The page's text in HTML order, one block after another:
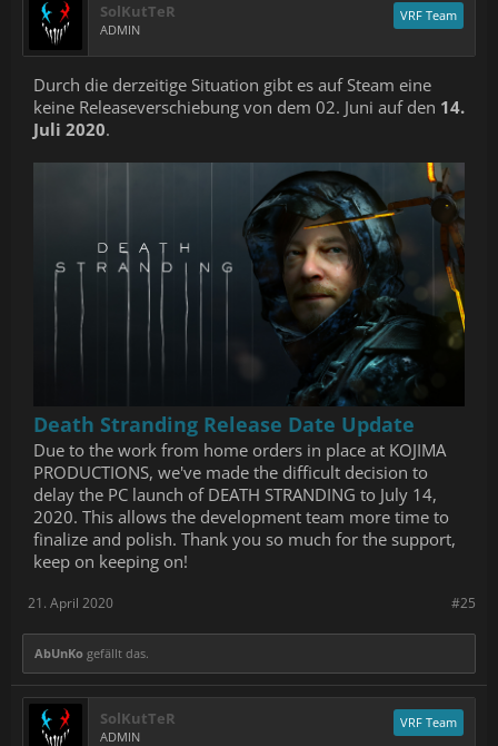
SolKutTeR
ADMIN
VRF Team
Durch die derzeitige Situation gibt es auf Steam eine
keine Releaseverschiebung von dem 02. Juni auf den 14.
Juli 2020.
Death Stranding Release Date Update
Due to the work from home orders in place at KOJIMA
PRODUCTIONS, we've made the difficult decision to
delay the PC launch of DEATH STRANDING to July 14,
2020. This allows the development team more time to
finalize and polish. Thank you so much for the support,
keep on keeping on!
#25
21. April 2020
AbUnKo gefällt das.
SolKutTeR
ADMIN
VRF Team